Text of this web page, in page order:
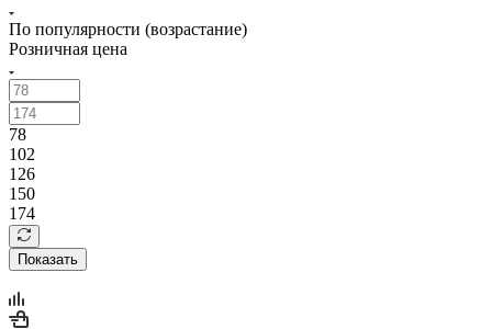
По популярности (возрастание)
Розничная цена
78
102
126
150
174
Показать